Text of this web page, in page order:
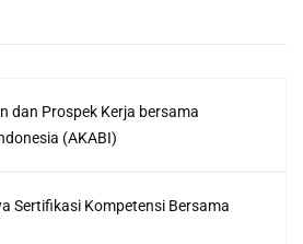
dan Prospek Kerja bersama
(AKABI)
Sertifikasi Kompetensi Bersama